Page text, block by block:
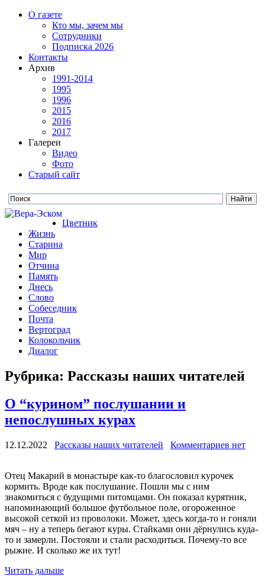
О газете
Кто мы, зачем мы
Сотрудники
Подписка 2026
Контакты
Архив
1991-2014
1995
1996
2015
2016
2017
Галереи
Видео
Фото
Старый сайт
Цветник
Жизнь
Старина
Мир
Отчина
Память
Днесь
Слово
Собеседник
Почта
Вертоград
Колокольчик
Диалог
Рубрика: Рассказы наших читателей
О “курином” послушании и
непослушных курах
12.12.2022 Рассказы наших читателей Комментариев нет
Отец Макарий в монастыре как-то благословил курочек
кормить. Вроде как послушание. Пошли мы с ним
знакомиться с будущими питомцами. Он показал курятник,
напоминающий большое футбольное поле, огороженное
высокой сеткой из проволоки. Может, здесь когда-то и гоняли
мяч – ну а теперь бегают куры. Стайками они дёрнулись куда-
то и замерли. Постояли и стали расходиться. Почему-то все
рыжие. И сколько же их тут!
Читать дальше